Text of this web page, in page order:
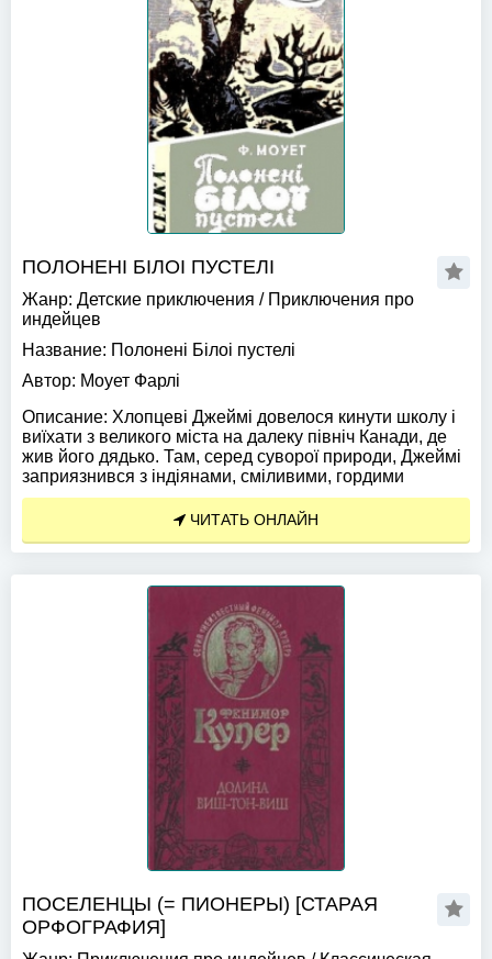
ПОЛОНЕНI БIЛОI ПУСТЕЛI
Жанр: Детские приключения / Приключения про
индейцев
Название: Полоненi Бiлоi пустелi
Автор: Моует Фарлі
Описание: Хлопцеві Джеймі довелося кинути школу і
виїхати з великого міста на далеку північ Канади, де
жив його дядько. Там, серед суворої природи, Джеймі
заприязнився з індіянами, сміливими, гордими
ЧИТАТЬ ОНЛАЙН
ПОСЕЛЕНЦЫ (= ПИОНЕРЫ) [СТАРАЯ
ОРФОГРАФИЯ]